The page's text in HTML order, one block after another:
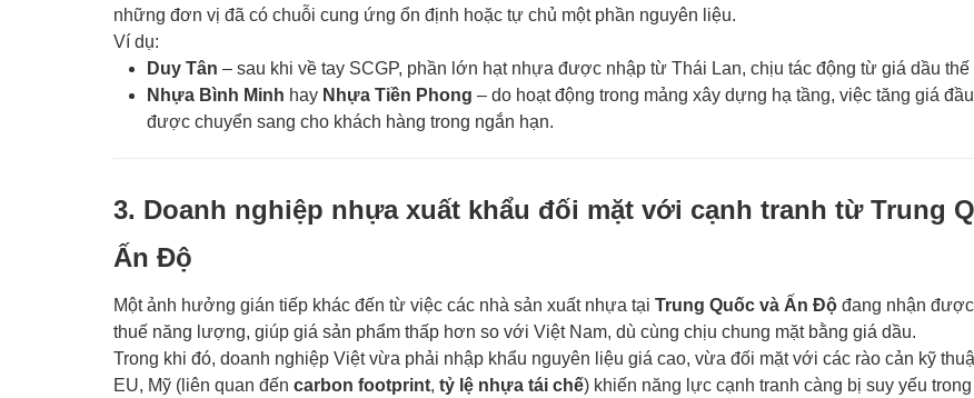
những đơn vị đã có chuỗi cung ứng ổn định hoặc tự chủ một phần nguyên liệu.
Ví dụ:
Duy Tân – sau khi về tay SCGP, phần lớn hạt nhựa được nhập từ Thái Lan, chịu tác động từ giá dầu
Nhựa Bình Minh hay Nhựa Tiền Phong – do hoạt động trong mảng xây dựng hạ tầng, việc tăng giá
được chuyển sang cho khách hàng trong ngắn hạn.
3. Doanh nghiệp nhựa xuất khẩu đối mặt với cạnh tranh từ Trung
Ấn Độ
Một ảnh hưởng gián tiếp khác đến từ việc các nhà sản xuất nhựa tại Trung Quốc và Ấn Độ đang nhận
thuế năng lượng, giúp giá sản phẩm thấp hơn so với Việt Nam, dù cùng chịu chung mặt bằng giá dầu.
Trong khi đó, doanh nghiệp Việt vừa phải nhập khẩu nguyên liệu giá cao, vừa đối mặt với các rào cản kỹ
EU, Mỹ (liên quan đến carbon footprint, tỷ lệ nhựa tái chế) khiến năng lực cạnh tranh càng bị suy yếu